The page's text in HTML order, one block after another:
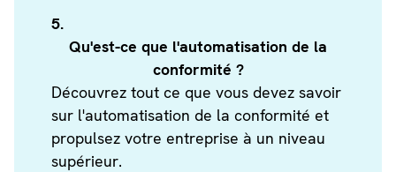
5.
Qu'est-ce que l'automatisation de la
conformité ?
Découvrez tout ce que vous devez savoir
sur l'automatisation de la conformité et
propulsez votre entreprise à un niveau
supérieur.